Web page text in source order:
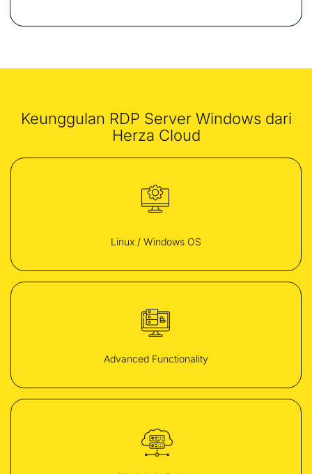
Keunggulan RDP Server Windows dari
Herza Cloud
Linux / Windows OS
Advanced Functionality